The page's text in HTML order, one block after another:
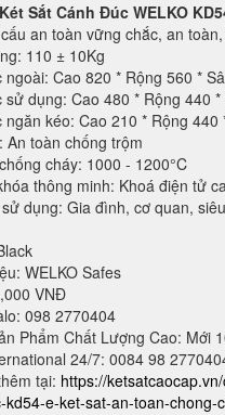
Két Sắt Cánh Đúc WELKO
an toàn vững chắc, an
110 ± 10Kg
ngoài: Cao 820 * Rộng 560 *
sử dụng: Cao 480 * Rộng 440
ngăn kéo: Cao 210 * Rộng 440
An toàn chống trộm
cháy: 1000 - 1200°C
thông minh: Khoá điện tử
dụng: Gia đình, cơ quan,
WELKO Safes
VNĐ
098 2770404
Phẩm Chất Lượng Cao: Mới
24/7: 0084 98
tại: https://
kd54-e-ket-sat-an-toan-chong-